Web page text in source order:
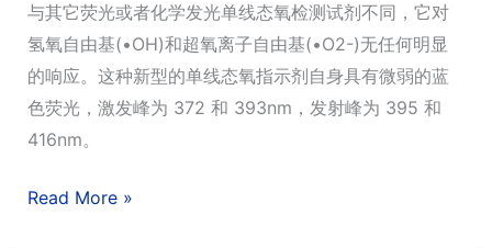
探
针
与其它荧光或者化学发光单线态氧检测试剂不同，它对
氢氧自由基(•OH)和超氧离子自由基(•O2-)无任何明显
的响应。这种新型的单线态氧指示剂自身具有微弱的蓝
色荧光，激发峰为 372 和 393nm，发射峰为 395 和
416nm。
meilunbio®SOSG
Read More »